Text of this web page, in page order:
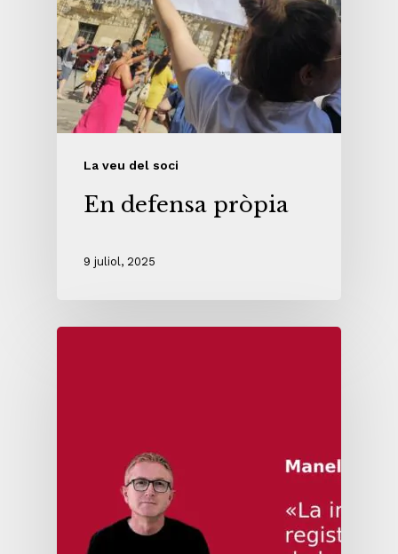
La veu del soci
En defensa pròpia
9 juliol, 2025